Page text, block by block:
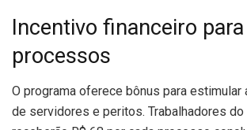
Incentivo financeiro
processos
O programa oferece bônus para estimular
de servidores e peritos. Trabalhadores do